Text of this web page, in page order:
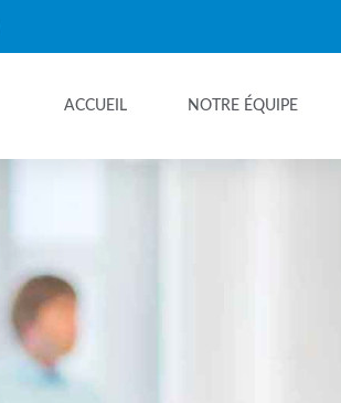
ACCUEIL NOTRE ÉQUIPE